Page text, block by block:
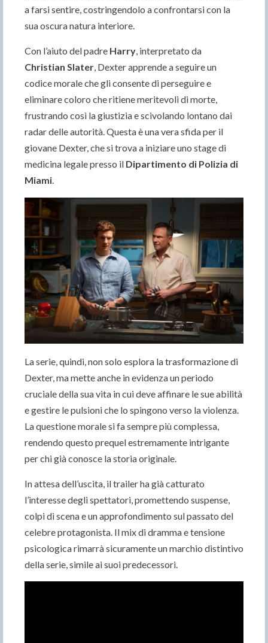
a farsi sentire, costringendolo a confrontarsi con la
sua oscura natura interiore.
Con l’aiuto del padre Harry, interpretato da
Christian Slater, Dexter apprende a seguire un
codice morale che gli consente di perseguire e
eliminare coloro che ritiene meritevoli di morte,
frustrando così la giustizia e scivolando lontano dai
radar delle autorità. Questa è una vera sfida per il
giovane Dexter, che si trova a iniziare uno stage di
medicina legale presso il Dipartimento di Polizia di
Miami.
La serie, quindi, non solo esplora la trasformazione di
Dexter, ma mette anche in evidenza un periodo
cruciale della sua vita in cui deve affinare le sue abilità
e gestire le pulsioni che lo spingono verso la violenza.
La questione morale si fa sempre più complessa,
rendendo questo prequel estremamente intrigante
per chi già conosce la storia originale.
In attesa dell’uscita, il trailer ha già catturato
l’interesse degli spettatori, promettendo suspense,
colpi di scena e un approfondimento sul passato del
celebre protagonista. Il mix di dramma e tensione
psicologica rimarrà sicuramente un marchio distintivo
della serie, simile ai suoi predecessori.